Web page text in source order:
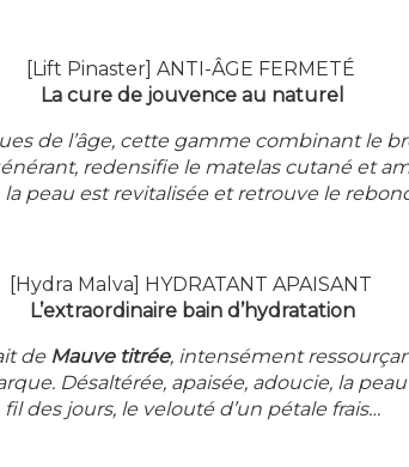
[Lift Pinaster] ANTI-ÂGE FERMETÉ
La cure de jouvence au naturel
de l’âge, cette gamme combinant le
redensifie le matelas cutané et
peau est revitalisée et retrouve le
[Hydra Malva] HYDRATANT APAISANT
L’extraordinaire bain d’hydratation
de Mauve titrée, intensément
Désaltérée, apaisée, adoucie, la
fil des jours, le velouté d’un pétale frais…